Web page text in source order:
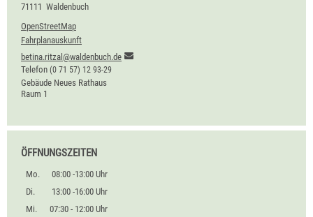
71111 Waldenbuch
OpenStreetMap
Fahrplanauskunft
betina.ritzal@waldenbuch.de
Telefon (0 71 57) 12 93-29
Gebäude Neues Rathaus
Raum 1
ÖFFNUNGSZEITEN
Mo.
08:00 -13:00 Uhr
Di.
13:00 -16:00 Uhr
Mi.
07:30 - 12:00 Uhr